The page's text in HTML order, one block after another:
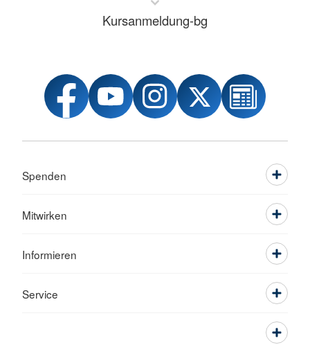
Kursanmeldung-bg
Spenden
Mitwirken
Informieren
Service